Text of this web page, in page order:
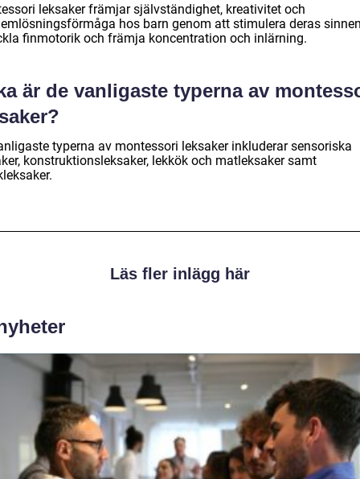
leksaker främjar självständighet, kreativitet och
hos barn genom att stimulera deras
finmotorik och främja koncentration och inlärning.
är de vanligaste typerna av
typerna av montessori leksaker inkluderar sensoriska
konstruktionsleksaker, lekkök och matleksaker samt
Läs fler inlägg här